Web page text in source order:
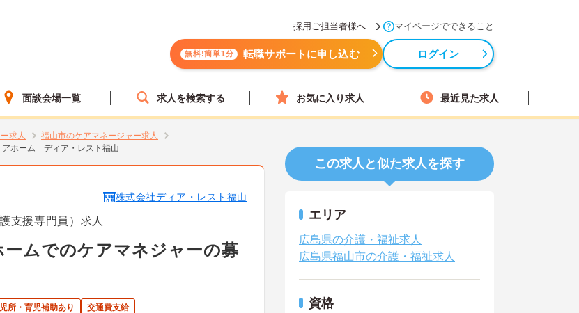
採用ご担当者様へ マイページでできること
無料!簡単1分 転職サポートに申し込む ログイン
面談会場一覧 求人を検索する お気に入り求人 最近見た求人
求人
福山市のケアマネージャー求人
アホーム ディア・レスト福山
株式会社ディア・レスト福山
支援専門員）求人
ムでのケアマネジャーの募
所・育児補助あり 交通費支給
この求人と似た求人を探す
エリア
広島県の介護・福祉求人
広島県福山市の介護・福祉求人
資格